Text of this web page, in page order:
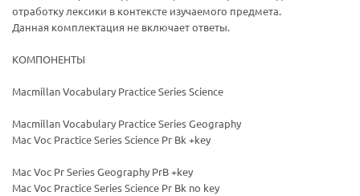
отработку лексики в контексте изучаемого предмета.
Данная комплектация не включает ответы.
КОМПОНЕНТЫ
Macmillan Vocabulary Practice Series Science
Macmillan Vocabulary Practice Series Geography
Mac Voc Practice Series Science Pr Bk +key
Mac Voc Pr Series Geography PrB +key
Mac Voc Practice Series Science Pr Bk no key